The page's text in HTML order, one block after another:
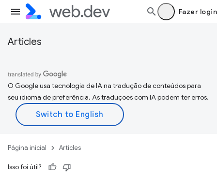
Fazer login
Articles
O Google usa tecnologia de IA na tradução de conteúdos para
seu idioma de preferência. As traduções com IA podem ter erros.
Página inicial Articles
Isso foi útil?